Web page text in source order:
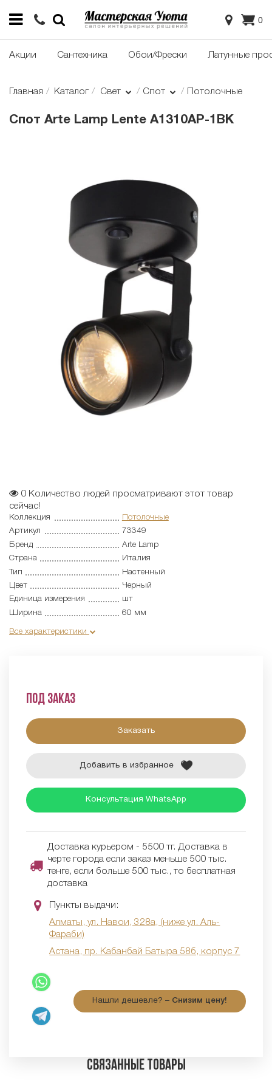
0
Акции Сантехника Обои/Фрески Латунные
Главная Каталог Свет Спот Потолочные
Cпот Arte Lamp Lente A1310AP-1BK
0 Количество людей просматривают этот товар
сейчас!
Коллекция
Потолочные
Артикул
73349
Бренд
Arte Lamp
Страна
Италия
Тип
Настенный
Цвет
Черный
Единица измерения
шт
Ширина
60 мм
Все характеристики
Под заказ
Заказать
Добавить в избранное
Консультация WhatsApp
Доставка курьером - 5500 тг. Доставка в
черте города если заказ меньше 500 тыс.
тенге, если больше 500 тыс., то бесплатная
доставка
Пункты выдачи:
Алматы, ул. Навои, 328а, (ниже ул. Аль-
Фараби)
Астана, пр. Кабанбай Батыра 58б, корпус 7
Нашли дешевле? – Снизим цену!
Связанные товары